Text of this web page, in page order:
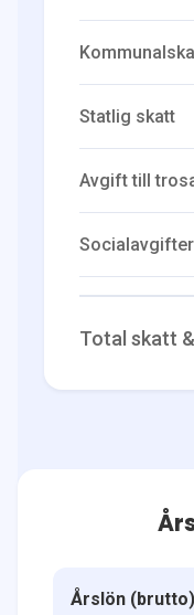
Statlig skatt
Avgift till
Total skatt
Årslön